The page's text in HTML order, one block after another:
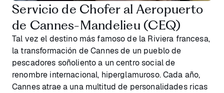
Servicio de Chofer al Aeropuerto
de Cannes-Mandelieu (CEQ)
Tal vez el destino más famoso de la Riviera francesa,
la transformación de Cannes de un pueblo de
pescadores soñoliento a un centro social de
renombre internacional, hiperglamuroso. Cada año,
Cannes atrae a una multitud de personalidades ricas